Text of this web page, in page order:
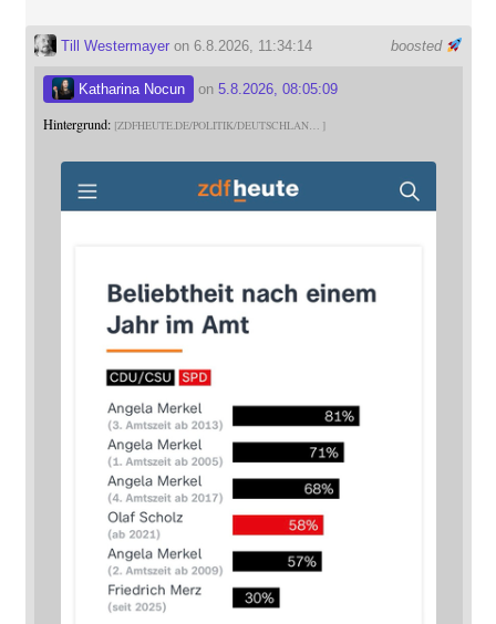
boosted
Till Westermayeron 6.8.2026, 11:34:14
Katharina Nocun on 5.8.2026, 08:05:09
Hintergrund: ZDFHEUTE.DE/POLITIK/DEUTSCHLAN